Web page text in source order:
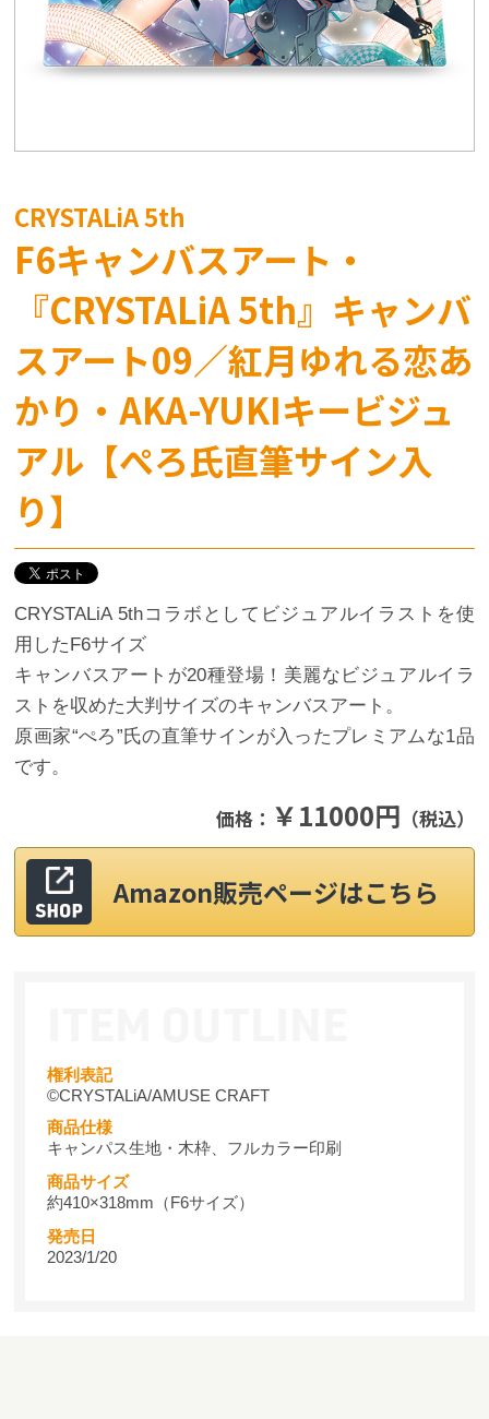
CRYSTALiA 5th
F6キャンバスアート・
『CRYSTALiA 5th』キャンバ
スアート09／紅月ゆれる恋あ
かり・AKA-YUKIキービジュ
アル【ぺろ氏直筆サイン入
り】
CRYSTALiA 5thコラボとしてビジュアルイラストを使
用したF6サイズ
キャンバスアートが20種登場！美麗なビジュアルイラ
ストを収めた大判サイズのキャンバスアート。
原画家“ぺろ”氏の直筆サインが入ったプレミアムな1品
です。
価格： ￥11000円 （税込）
Amazon販売ページはこちら
権利表記
©CRYSTALiA/AMUSE CRAFT
商品仕様
キャンパス生地・木枠、フルカラー印刷
商品サイズ
約410×318mm（F6サイズ）
発売日
2023/1/20